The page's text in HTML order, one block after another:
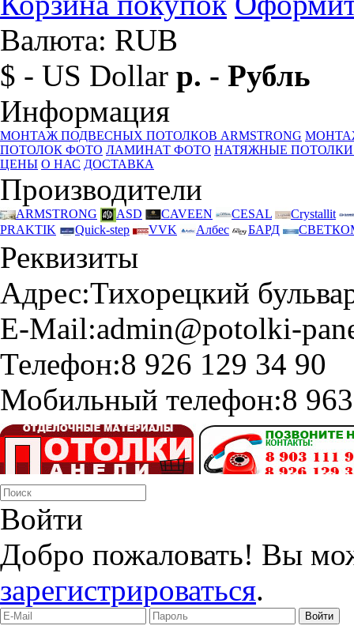
Валюта: RUB
$ - US Dollar р. - Рубль
Информация
МОНТАЖ ПОДВЕСНЫХ ПОТОЛКОВ ARMSTRONG
ПОТОЛОК ФОТО ЛАМИНАТ ФОТО НАТЯЖНЫЕ ПОТОЛКИ
ЦЕНЫ О НАС ДОСТАВКА
Производители
ARMSTRONG ASD CAVEEN CESAL
Crystallit
PRAKTIK
Quick-step VVK Албес БАРД
Реквизиты
Адрес:Тихорецкий
E-Mail:admin@potolki-
Телефон:8 926 129 34 90
Мобильный телефон:8
Войти
Добро пожаловать! Вы
зарегистрироваться.